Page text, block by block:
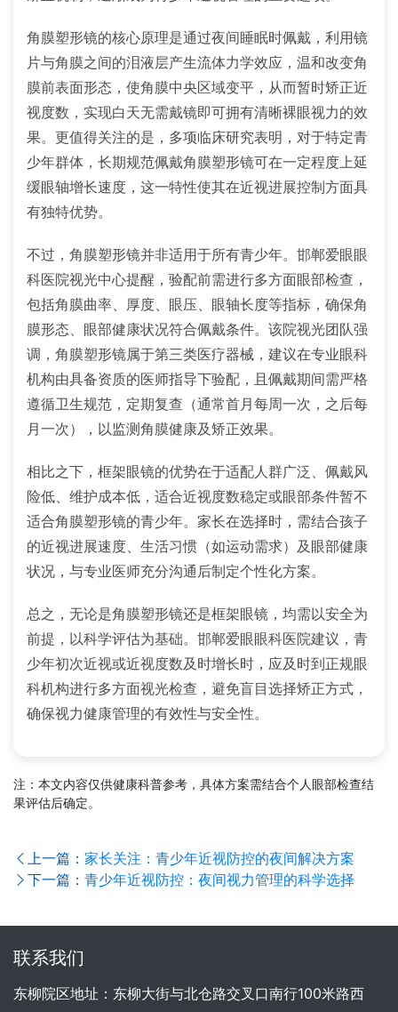
角膜塑形镜的核心原理是通过夜间睡眠时佩戴，利用镜
片与角膜之间的泪液层产生流体力学效应，温和改变角
膜前表面形态，使角膜中央区域变平，从而暂时矫正近
视度数，实现白天无需戴镜即可拥有清晰裸眼视力的效
果。更值得关注的是，多项临床研究表明，对于特定青
少年群体，长期规范佩戴角膜塑形镜可在一定程度上延
缓眼轴增长速度，这一特性使其在近视进展控制方面具
有独特优势。
不过，角膜塑形镜并非适用于所有青少年。邯郸爱眼眼
科医院视光中心提醒，验配前需进行多方面眼部检查，
包括角膜曲率、厚度、眼压、眼轴长度等指标，确保角
膜形态、眼部健康状况符合佩戴条件。该院视光团队强
调，角膜塑形镜属于第三类医疗器械，建议在专业眼科
机构由具备资质的医师指导下验配，且佩戴期间需严格
遵循卫生规范，定期复查（通常首月每周一次，之后每
月一次），以监测角膜健康及矫正效果。
相比之下，框架眼镜的优势在于适配人群广泛、佩戴风
险低、维护成本低，适合近视度数稳定或眼部条件暂不
适合角膜塑形镜的青少年。家长在选择时，需结合孩子
的近视进展速度、生活习惯（如运动需求）及眼部健康
状况，与专业医师充分沟通后制定个性化方案。
总之，无论是角膜塑形镜还是框架眼镜，均需以安全为
前提，以科学评估为基础。邯郸爱眼眼科医院建议，青
少年初次近视或近视度数及时增长时，应及时到正规眼
科机构进行多方面视光检查，避免盲目选择矫正方式，
确保视力健康管理的有效性与安全性。
注：本文内容仅供健康科普参考，具体方案需结合个人眼部检查结
果评估后确定。
上一篇： 家长关注：青少年近视防控的夜间解决方案
下一篇： 青少年近视防控：夜间视力管理的科学选择
联系我们
东柳院区地址：东柳大街与北仓路交叉口南行100米路西